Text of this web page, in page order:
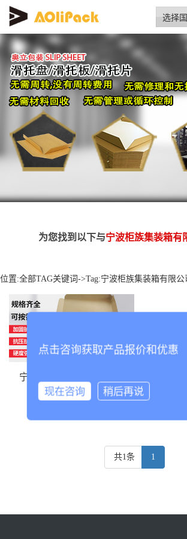
选择
为您找到以下与宁波柜族集装箱有
位置:全部TAG关键词 ->Tag:宁波柜族集装箱有限公
宁波柜族集装箱有限公司
共1条 1
点击咨询获取产品报价和优惠
现在咨询 稍后再说